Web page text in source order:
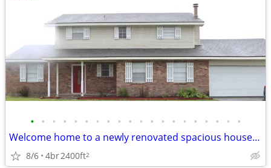
• • • • • • • • • • • • • • • • • • • •
Welcome home to a newly renovated spacious house in a highly sought af
8/6 4br2400ft2